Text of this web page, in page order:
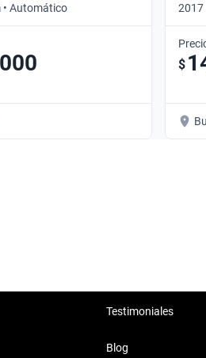
• Automático 2017
$
Testimoniales
Blog